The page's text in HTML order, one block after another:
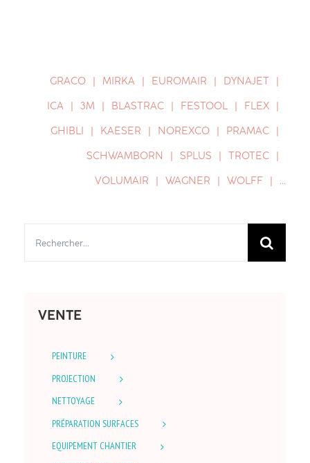
GRACO MIRKA EUROMAIR
DYNAJET
ICA
3M BLASTRAC FESTOOL
FLEX
GHIBLI
KAESER NOREXCO
PRAMAC
SCHWAMBORN
SPLUS
TROTEC
VOLUMAIR
WAGNER WOLFF …
VENTE
PEINTURE
PROJECTION
NETTOYAGE
PRÉPARATION SURFACES
EQUIPEMENT CHANTIER